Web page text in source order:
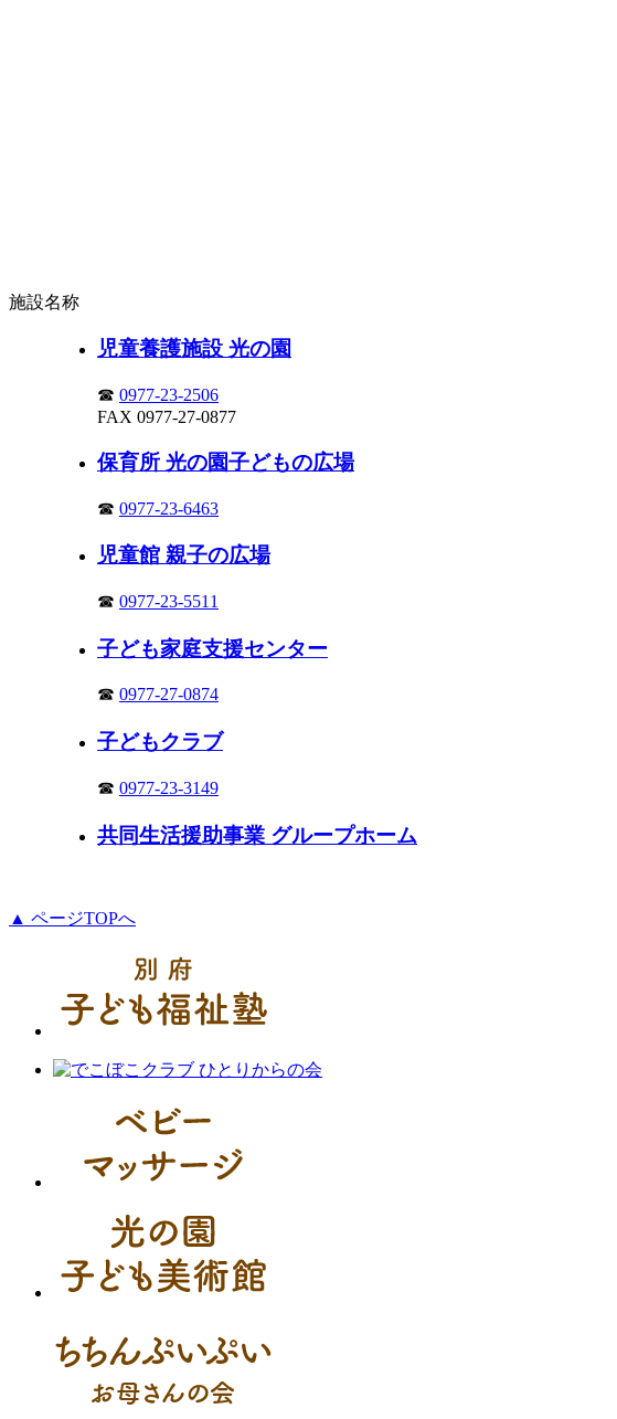
施設名称
児童養護施設 光の園
☎ 0977-23-2506
FAX 0977-27-0877
保育所 光の園子どもの広場
☎ 0977-23-6463
児童館 親子の広場
☎ 0977-23-5511
子ども家庭支援センター
☎ 0977-27-0874
子どもクラブ
☎ 0977-23-3149
共同生活援助事業 グループホーム
▲ ページTOPへ